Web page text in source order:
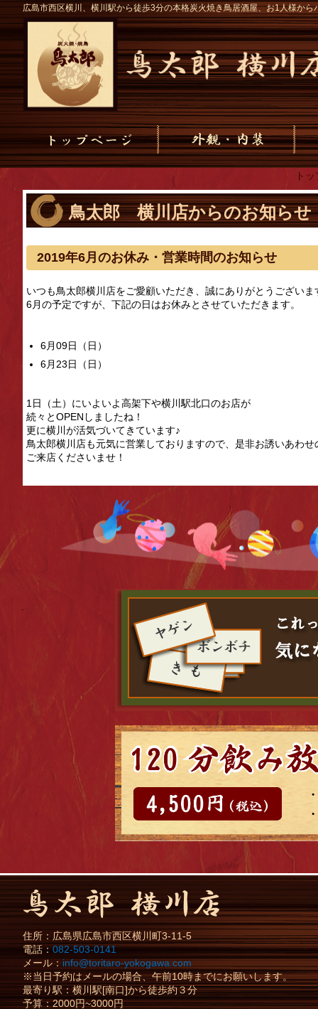
広島市西区横川、横川駅から徒歩3分の本格炭火焼き鳥居酒屋、お1人様か
ト
鳥太郎 横川店からのお知らせ
2019年6月のお休み・営業時間のお知らせ
いつも鳥太郎横川店をご愛顧いただき、誠にありがとうございま
6月の予定ですが、下記の日はお休みとさせていただきます。
6月09日（日）
6月23日（日）
1日（土）にいよいよ高架下や横川駅北口のお店が
続々とOPENしましたね！
更に横川が活気づいてきています♪
鳥太郎横川店も元気に営業しておりますので、是非お誘いあわせ
ご来店くださいませ！
住所： 広島県広島市西区横川町3-11-5
電話：082-503-0141
メール： info@toritaro-yokogawa.com
※当日予約はメールの場合、午前10時までにお願いします。
最寄り駅：横川駅[南口]から徒歩約３分
予算：2000円~3000円